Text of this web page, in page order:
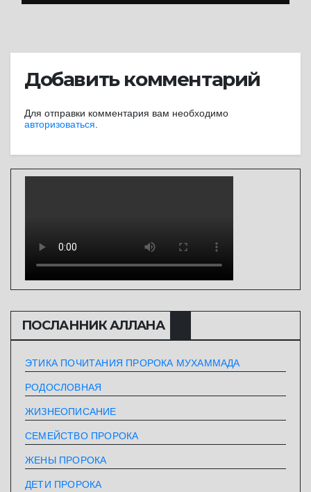
Добавить комментарий
Для отправки комментария вам необходимо
авторизоваться
ПОСЛАННИК АЛЛАHА
ЭТИКА ПОЧИТАНИЯ ПРОРОКА МУХАММАДА
РОДОСЛОВНАЯ
ЖИЗНЕОПИСАНИЕ
СЕМЕЙСТВО ПРОРОКА
ЖЕНЫ ПРОРОКА
ДЕТИ ПРОРОКА